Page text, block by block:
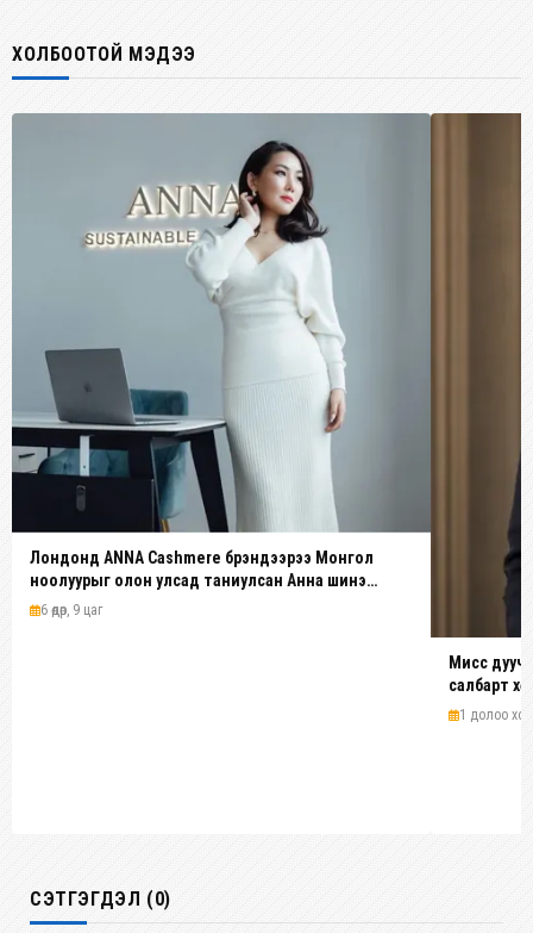
ХОЛБООТОЙ МЭДЭЭ
Лондонд ANNA Cashmere брэндээрээ Монгол
ноолуурыг олон улсад таниулсан Анна шинэ
платформ бүтээж байна
6 өдөр, 9 цаг
Мисс
салбарт
1 долоо
СЭТГЭГДЭЛ (0)